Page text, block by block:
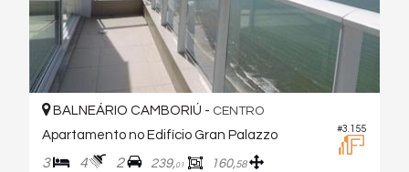
#3.155
BALNEÁRIO CAMBORIÚ - CENTRO
Apartamento no Edifício Gran Palazzo
3 4 2 239,01 160,58